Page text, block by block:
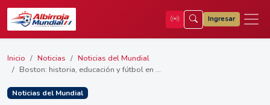
Ingresar
Inicio Noticias
Noticias del Mundial
Boston: historia, educación y fútbol en ...
Noticias del Mundial